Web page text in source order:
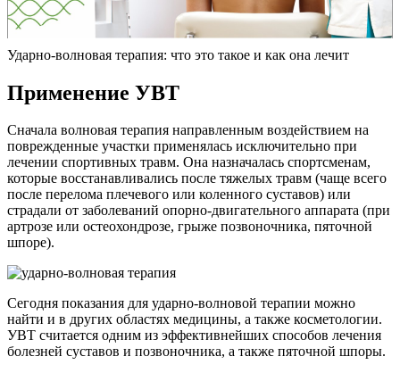
Ударно-волновая терапия: что это такое и как она лечит
Применение УВТ
Сначала волновая терапия направленным воздействием на
поврежденные участки применялась исключительно при
лечении спортивных травм. Она назначалась спортсменам,
которые восстанавливались после тяжелых травм (чаще всего
после перелома плечевого или коленного суставов) или
страдали от заболеваний опорно-двигательного аппарата (при
артрозе или остеохондрозе, грыже позвоночника, пяточной
шпоре).
Сегодня показания для ударно-волновой терапии можно
найти и в других областях медицины, а также косметологии.
УВТ считается одним из эффективнейших способов лечения
болезней суставов и позвоночника, а также пяточной шпоры.